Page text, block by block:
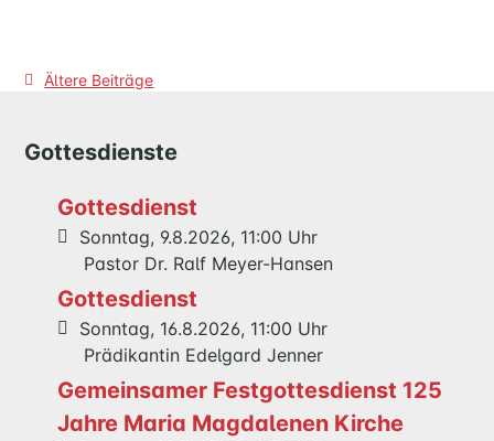
Beitragsnavigation
Ältere Beiträge
Gottesdienste
Gottesdienst
Sonntag, 9.8.2026, 11:00 Uhr
Pastor Dr. Ralf Meyer-Hansen
Gottesdienst
Sonntag, 16.8.2026, 11:00 Uhr
Prädikantin Edelgard Jenner
Gemeinsamer Festgottesdienst 125
Jahre Maria Magdalenen Kirche